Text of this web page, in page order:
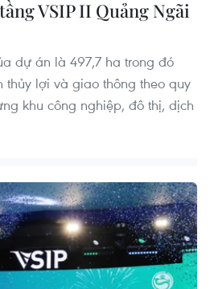
VSIP II Quảng Ngãi
dự án là 497,7 ha trong đó
thủy lợi và giao thông theo quy
khu công nghiệp, đô thị, dịch